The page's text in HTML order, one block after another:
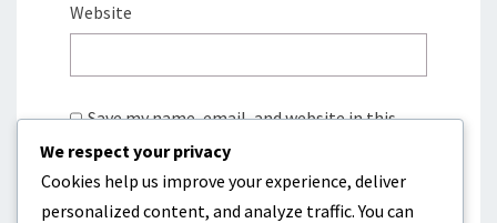
Website
Save my name, email, and website in this
browser for the next time I comment.
We respect your privacy
Cookies help us improve your experience, deliver
personalized content, and analyze traffic. You can